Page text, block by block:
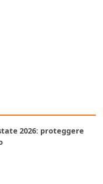
2026: proteggere